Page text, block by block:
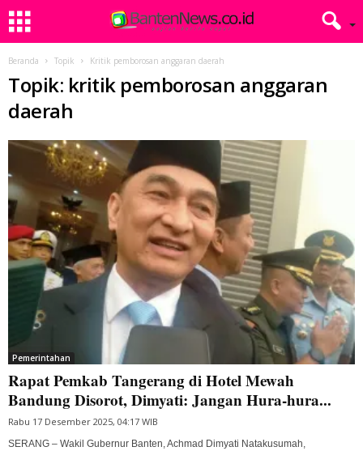
Beranda Topik Kritik pemborosan anggaran daerah
Topik: kritik pemborosan anggaran
daerah
Pemerintahan
Rapat Pemkab Tangerang di Hotel Mewah
Bandung Disorot, Dimyati: Jangan Hura-hura...
Rabu 17 Desember 2025, 04:17 WIB
SERANG – Wakil Gubernur Banten, Achmad Dimyati Natakusumah,